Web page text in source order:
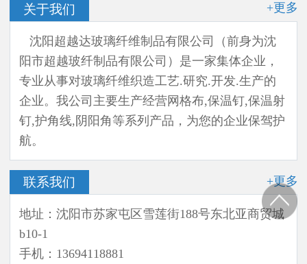
关于我们 +更多
沈阳超越达玻璃纤维制品有限公司（前身为沈
阳市超越玻纤制品有限公司）是一家集体企业，
专业从事对玻璃纤维织造工艺.研究.开发.生产的
企业。我公司主要生产经营网格布,保温钉,保温射
钉,护角线,阴阳角等系列产品，为您的企业保驾护
航。
联系我们 +更多
地址：沈阳市苏家屯区雪莲街188号东北亚商贸城
b10-1
手机：13694118881